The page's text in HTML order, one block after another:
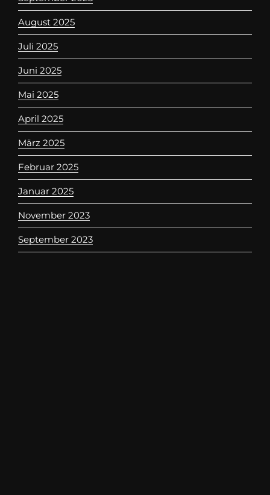
August 2025
Juli 2025
Juni 2025
Mai 2025
April 2025
März 2025
Februar 2025
Januar 2025
November 2023
September 2023